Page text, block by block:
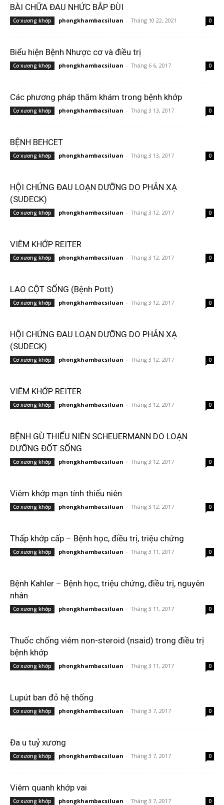
BÀI CHỮA ĐAU NHỨC BẮP ĐÙI
Cơ xương khớp phongkhambacsiluan - Tháng 10 22, 2021 0
Biểu hiện Bệnh Nhược cơ và điều trị
Cơ xương khớp phongkhambacsiluan - Tháng 6 6, 2017 0
Các phương pháp thăm khám trong bệnh khớp
Cơ xương khớp phongkhambacsiluan - Tháng 3 13, 2017 0
BỆNH BEHCET
Cơ xương khớp phongkhambacsiluan - Tháng 3 13, 2017 0
HỘI CHỨNG ĐAU LOẠN DƯỠNG DO PHẢN XẠ
(SUDECK)
Cơ xương khớp phongkhambacsiluan - Tháng 3 12, 2017 0
VIÊM KHỚP REITER
Cơ xương khớp phongkhambacsiluan - Tháng 3 12, 2017 0
LAO CỘT SỐNG (Bệnh Pott)
Cơ xương khớp phongkhambacsiluan - Tháng 3 12, 2017 0
HỘI CHỨNG ĐAU LOẠN DƯỠNG DO PHẢN XẠ
(SUDECK)
Cơ xương khớp phongkhambacsiluan - Tháng 3 12, 2017 0
VIÊM KHỚP REITER
Cơ xương khớp phongkhambacsiluan - Tháng 3 12, 2017 0
BỆNH GÙ THIẾU NIÊN SCHEUERMANN DO LOẠN
DƯỠNG ĐỐT SỐNG
Cơ xương khớp phongkhambacsiluan - Tháng 3 12, 2017 0
Viêm khớp mạn tính thiếu niên
Cơ xương khớp phongkhambacsiluan - Tháng 3 12, 2017 0
Thấp khớp cấp – Bệnh học, điều trị, triệu chứng
Cơ xương khớp phongkhambacsiluan - Tháng 3 11, 2017 0
Bệnh Kahler – Bệnh học, triệu chứng, điều trị, nguyên
nhân
Cơ xương khớp phongkhambacsiluan - Tháng 3 11, 2017 0
Thuốc chống viêm non-steroid (nsaid) trong điều trị
bệnh khớp
Cơ xương khớp phongkhambacsiluan - Tháng 3 11, 2017 0
Lupút ban đỏ hệ thống
Cơ xương khớp phongkhambacsiluan - Tháng 3 7, 2017 0
Đa u tuỷ xương
Cơ xương khớp phongkhambacsiluan - Tháng 3 7, 2017 0
Viêm quanh khớp vai
Cơ xương khớp phongkhambacsiluan - Tháng 3 7, 2017 0